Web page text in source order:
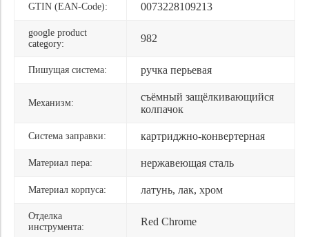
GTIN (EAN-Code): 0073228109213
google product
category:
982
Пишущая система: ручка перьевая
Механизм:
съёмный защёлкивающийся
колпачок
Система заправки: картриджно-конвертерная
Материал пера: нержавеющая сталь
Материал корпуса: латунь, лак, хром
Отделка
инструмента:
Red Chrome